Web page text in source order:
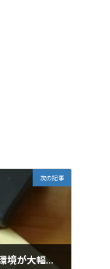
次の記事
NTTのビジネスフォン導入で環境が大幅に改善しました！！